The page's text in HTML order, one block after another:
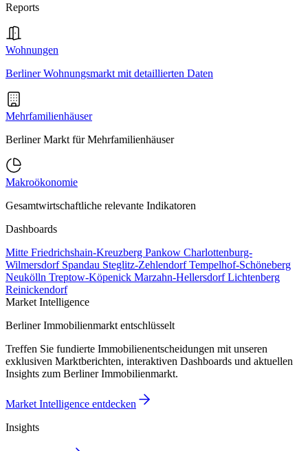
Reports
Wohnungen
Berliner Wohnungsmarkt mit detaillierten Daten
Mehrfamilienhäuser
Berliner Markt für Mehrfamilienhäuser
Makroökonomie
Gesamtwirtschaftliche relevante Indikatoren
Dashboards
Mitte Friedrichshain-Kreuzberg Pankow Charlottenburg-
Wilmersdorf Spandau Steglitz-ZehlendorfTempelhof-Schöneberg
Neukölln Treptow-Köpenick Marzahn-HellersdorfLichtenberg
Reinickendorf
Market Intelligence
Berliner Immobilienmarkt entschlüsselt
Treffen Sie fundierte Immobilienentscheidungen mit unseren
exklusiven Marktberichten, interaktiven Dashboards und aktuellen
Insights zum Berliner Immobilienmarkt.
Market Intelligence entdecken
Insights